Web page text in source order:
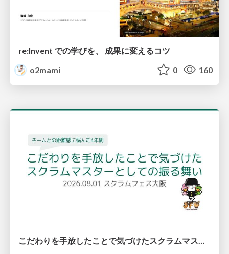
re:Invent での学びを、 成果に変えるコツ
o2mami
0 160
こだわりを手放したことで気づけたスクラムマスターとしての振る舞い